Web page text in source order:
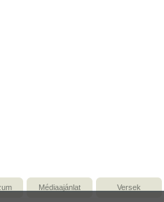
Médiaajánlat Versek